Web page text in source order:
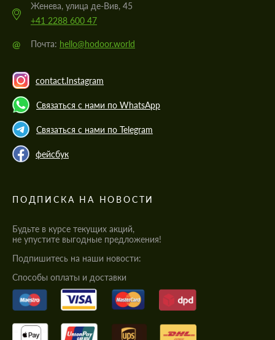
Женева, улица де-Вив, 45
+41 2288 600 47
@ Почта: hello@hodoor.world
contact.Instagram
Связаться с нами по WhatsApp
Связаться с нами по Telegram
фейсбук
ПОДПИСКА НА НОВОСТИ
Будьте в курсе текущих акций,
не упустите выгодные предложения!
Подпишитесь на наши новости:
Cпособы оплаты и доставки